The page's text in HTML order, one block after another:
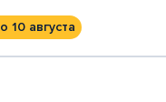
10 августа